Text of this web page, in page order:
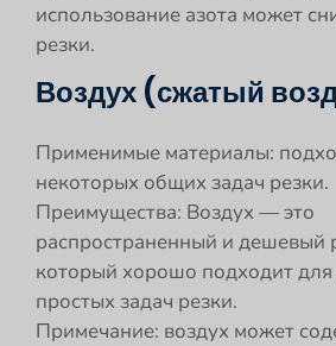
использование азота может
резки.
Воздух (сжатый
Применимые материалы:
некоторых общих задач резки.
Преимущества: Воздух — это
распространенный и дешевый
который хорошо подходит
простых задач резки.
Примечание: воздух может